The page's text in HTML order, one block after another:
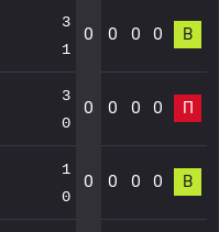
3
1
0 0 0 0 В
3
0
0 0 0 0 П
1
0
0 0 0 0 В